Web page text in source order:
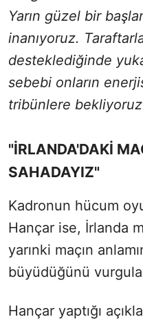
Yarın güzel bir
inanıyoruz.
desteklediğinde
sebebi onların
tribünlere
"İRLANDA'DAKİ
SAHADAYIZ"
Kadronun hücum
Hançar ise, İrlanda
yarınki maçın
büyüdüğünü
Hançar yaptığı